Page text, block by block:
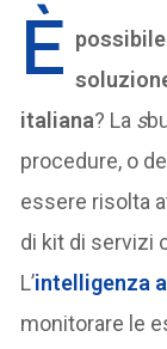
È
italiana? La s
procedure, o
essere risolta
di kit di servizi
L’intelligenza
monitorare le